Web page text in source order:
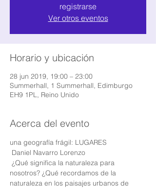
registrarse
Ver otros eventos
Horario y ubicación
28 jun 2019, 19:00 – 23:00
Summerhall, 1 Summerhall, Edimburgo
EH9 1PL, Reino Unido
Acerca del evento
una geografía frágil: LUGARES
Daniel Navarro Lorenzo
nosotros? ¿Qué recordamos de la
naturaleza en los paisajes urbanos de